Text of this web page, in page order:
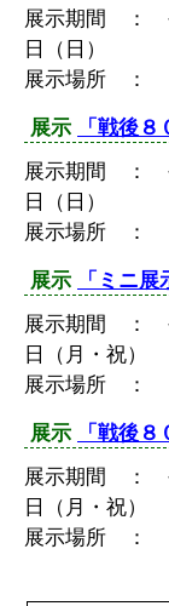
展示期間 ：
日（日）
展示場所 ：
展示
「戦後
展示期間 ：
日（日）
展示場所 ：
展示
「ミニ
展示期間 ：
日（月・祝）
展示場所 ：
展示
「戦後
展示期間 ：
日（月・祝）
展示場所 ：